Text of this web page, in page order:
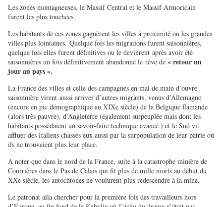
Les zones montagneuses, le Massif Central et le Massif Armoricain
furent les plus touchées.
Les habitants de ces zones gagnèrent les villes à proximité ou les grandes
villes plus lointaines. Quelque fois les migrations furent saisonnières,
quelque fois elles furent définitives ou le devinrent après avoir été
saisonnières un fois définitivement abandonné le rêve de « retour un
jour au pays ».
La France des villes et celle des campagnes en mal de main d’ouvre
saisonnière virent aussi arriver d’autres migrants, venus d’Allemagne
(encore en pic démographique au XIXe siècle) de la Belgique flamande
(alors très pauvre), d’Angleterre (également surpeuplée mais dont les
habitants possédaient un savoir-faire technique avancé ) et le Sud vit
affluer des Italiens chassés eux aussi par la surpopulation de leur patrie où
ils ne trouvaient plus leur place.
A noter que dans le nord de la France, suite à la catastrophe minière de
Courrières dans le Pas de Calais qui fit plus de mille morts au début du
XXe siècle, les autochtones ne voulurent plus redescendre à la mine.
Le patronat alla chercher pour la première fois des travailleurs hors